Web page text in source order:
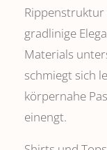
Rippenstruktur
gradlinige
Materials
schmiegt sich
körpernahe
einengt.